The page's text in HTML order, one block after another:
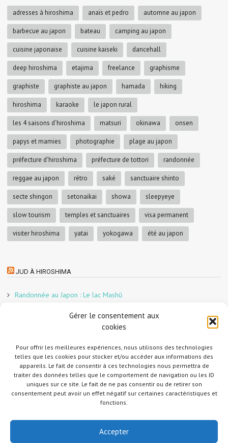
Gérer le consentement aux
cookies
Pour offrir les meilleures expériences, nous utilisons des technologies
telles que les cookies pour stocker et/ou accéder aux informations des
appareils. Le fait de consentir à ces technologies nous permettra de
traiter des données telles que le comportement de navigation ou les ID
uniques sur ce site. Le fait de ne pas consentir ou de retirer son
consentement peut avoir un effet négatif sur certaines caractéristiques et
fonctions.
Accepter
adresses à hiroshima anaïs et pedro automne au japon
barbecue au japon bateau camping au japon
cuisine japonaise cuisine kaiseki dancehall
deep hiroshima etajima freelance graphisme
graphiste graphiste au japon hamada hiking
hiroshima karaoke le japon rural
les 4 saisons d'hiroshima matsuri okinawa onsen
papys et mamies photographie plage au japon
préfecture d'hiroshima préfecture de tottori randonnée
reggae au japon rétro saké sanctuaire shinto
secte shingon setonaikai showa sleepyeye
slow tourism temples et sanctuaires visa permanent
visiter hiroshima yatai yokogawa été au japon
JUD À HIROSHIMA
Randonnée au Japon : Le lac Mashū
Un café et des cabanes dans la forêt
Slow Tourism à Tomo-no-Ura
Slow tourism à Onomichi
Randonnée au Japon : Le Mont Daisen
Randonnée au Japon : Le Mont Misen